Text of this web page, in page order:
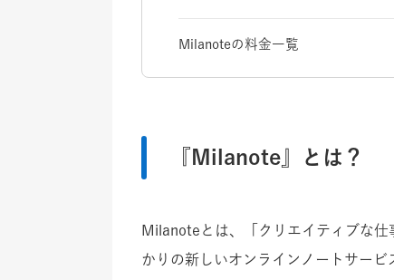
Milanoteの料金一覧
『Milanote』とは？
Milanoteとは、「クリエイティブな
かりの新しいオンラインノートサービ